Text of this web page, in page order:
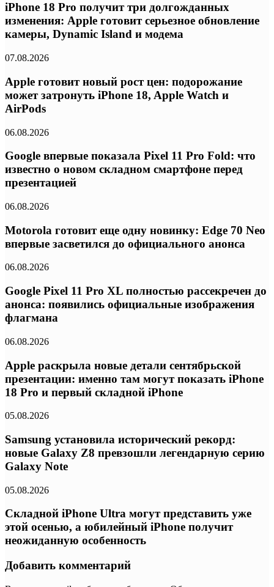
iPhone 18 Pro получит три долгожданных
изменения: Apple готовит серьезное обновление
камеры, Dynamic Island и модема
07.08.2026
Apple готовит новый рост цен: подорожание
может затронуть iPhone 18, Apple Watch и
AirPods
06.08.2026
Google впервые показала Pixel 11 Pro Fold: что
известно о новом складном смартфоне перед
презентацией
06.08.2026
Motorola готовит еще одну новинку: Edge 70 Neo
впервые засветился до официального анонса
06.08.2026
Google Pixel 11 Pro XL полностью рассекречен до
анонса: появились официальные изображения
флагмана
06.08.2026
Apple раскрыла новые детали сентябрьской
презентации: именно там могут показать iPhone
18 Pro и первый складной iPhone
05.08.2026
Samsung установила исторический рекорд:
новые Galaxy Z8 превзошли легендарную серию
Galaxy Note
05.08.2026
Складной iPhone Ultra могут представить уже
этой осенью, а юбилейный iPhone получит
неожиданную особенность
Добавить комментарий